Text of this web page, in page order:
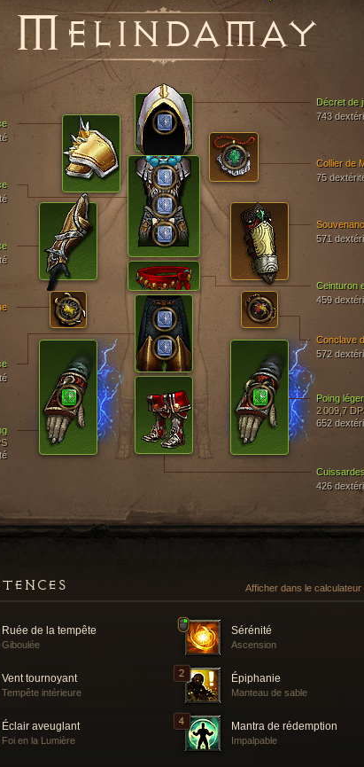
MELINDAMAY
Décret de
743
426
571
Poing
2 009,7
652
459
Conclave
572
Collier de
75
Afficher dans le calculateur
Ruée de la tempête
Giboulée
Sérénité
Ascension
Vent tournoyant
Tempête intérieure
Épiphanie
Manteau de sable
Éclair aveuglant
Foi en la Lumière
Mantra de rédemption
Impalpable